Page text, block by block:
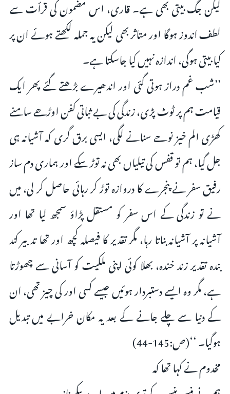
لیکن جگ بیتی بھی ہے۔ قاری، اس مضمون کی قرأت سے
لطف اندوز ہوگا اور متاثر بھی لیکن یہ جملہ لکھتے ہوئے ان پر
کیا بیتی ہوگی، اندازہ نہیں کیا جاسکتا ہے۔
’’شب غم دراز ہوتی گئی اور اندھیرے بڑھتے گئے پھر ایک
قیامت ہم پر ٹوٹ پڑی، زندگی کی بے ثباتی کفن اوڑھے سامنے
کھڑی الم خیز نوحے سنانے لگی، ایسی برق گری کہ آشیانہ ہی
جل گیا، ہم تو قفس کی تیلیاں بھی نہ توڑ سکے اور ہماری دم ساز
رفیق سفر نے پنجرے کا دروازہ توڑ کر رہائی حاصل کر لی، میں
نے تو زندگی کے اس سفر کو مستقل پڑاؤ سمجھ لیا تھا اور
آشیانہ پر آشیانہ بناتا رہا، مگر تقدیر کا فیصلہ کچھ اور تھا تدبیر کند
بندہ تقدیر زند خندہ، بھلا کوئی اپنی ملکیت کو آسانی سے چھوڑتا
ہے، مگر وہ ایسے دستبردار ہوئیں جیسے کسی اور کی چیز تھی، ان
کے دنیا سے چلے جانے کے بعد یہ مکان خرابے میں تبدیل
ہوگیا۔ ‘‘(ص:145-44)
مخدوم نے کہا تھا کہ